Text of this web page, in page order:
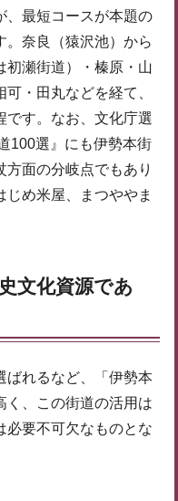
、最短コースが本題の
。奈良（猿沢池）から
初瀬街道）・榛原・山
・田丸などを経て、
です。なお、文化庁選
100選』にも伊勢本街
面の分岐点でもあり
め米屋、まつややま
文化資源であ
ばれるなど、「伊勢本
く、この街道の活用は
必要不可欠なものとな